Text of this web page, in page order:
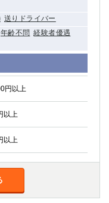
送りドライバー
年齢不問 経験者優遇
円以上
以上
以上
しく